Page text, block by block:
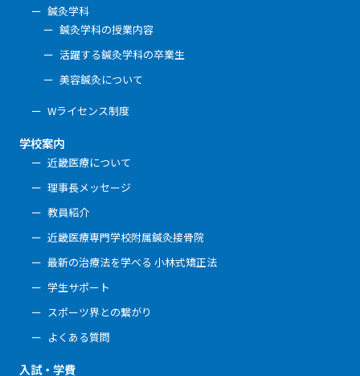
鍼灸学科
鍼灸学科の授業内容
活躍する鍼灸学科の卒業生
美容鍼灸について
Wライセンス制度
学校案内
近畿医療について
理事長メッセージ
教員紹介
近畿医療専門学校附属鍼灸接骨院
最新の治療法を学べる 小林式矯正法
学生サポート
スポーツ界との繋がり
よくある質問
入試・学費